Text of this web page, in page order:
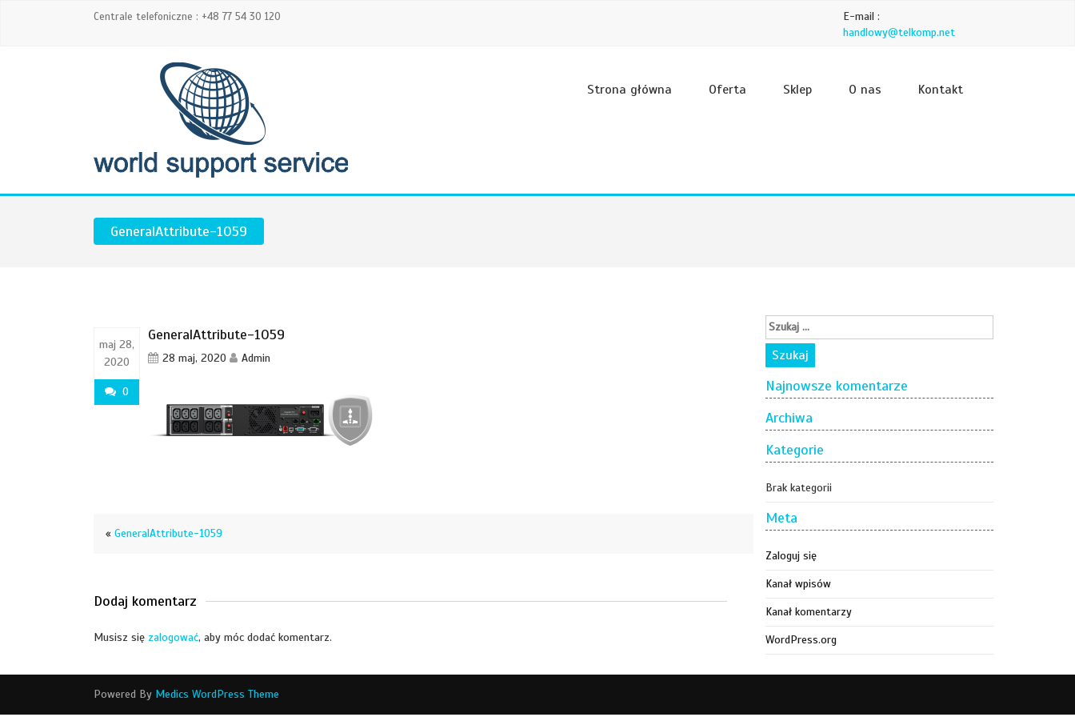
Centrale telefoniczne : +48 77 54 30 120
E-mail :
handlowy@telkomp.net
Strona główna Oferta Sklep O nas Kontakt
GeneralAttribute-1059
maj 28,
2020
0
GeneralAttribute-1059
28 maj, 2020 Admin
« GeneralAttribute-1059
Dodaj komentarz
Musisz się zalogować, aby móc dodać komentarz.
Najnowsze komentarze
Archiwa
Kategorie
Brak kategorii
Meta
Zaloguj się
Kanał wpisów
Kanał komentarzy
WordPress.org
Powered By Medics WordPress Theme